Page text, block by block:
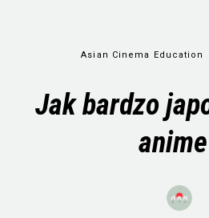
Asian Cinema Education
Jak bardzo